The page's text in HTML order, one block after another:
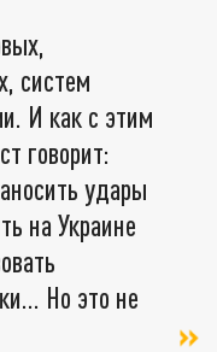
систем
И как с этим
говорит:
удары
на Украине
Но это не